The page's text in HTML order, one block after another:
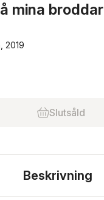
mina broddar
2019
Totalt antal röster:
Slutsåld
Beskrivning